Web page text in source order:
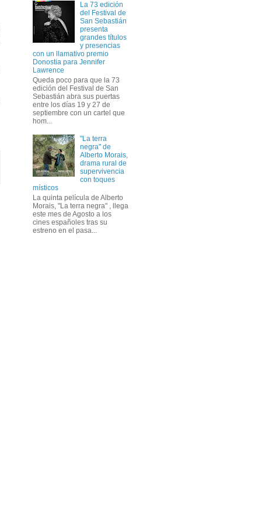
La 73 edición
del Festival de
San Sebastián
presenta
grandes títulos
y presencias
con un llamativo premio
Donostia para Jennifer
Lawrence
Queda poco para que la 73
edición del Festival de San
Sebastián abra sus puertas
entre los días 19 y 27 de
septiembre con un cartel que
hom...
"La terra
negra" de
Alberto Morais,
drama rural de
supervivencia
con toques
místicos
La quinta película de Alberto
Morais, "La terra negra" , llega
este mes de Agosto a los
cines españoles tras su
estreno en el pasa...